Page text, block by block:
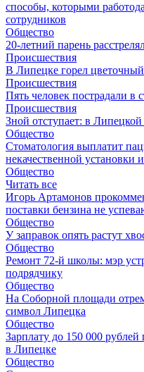
способы, которыми
сотрудников
Общество
20-летний парень
Происшествия
В Липецке горел
Происшествия
Пять человек пострадали
Происшествия
Зной отступает: в
Общество
Стоматология выплатит
некачественной установки
Общество
Читать все
Игорь Артамонов
поставки бензина не
Общество
У заправок опять растут
Общество
Ремонт 72‑й школы: мэр
подрядчику
Общество
На Соборной площади
символ Липецка
Общество
Зарплату до 150 000 рублей
в Липецке
Общество